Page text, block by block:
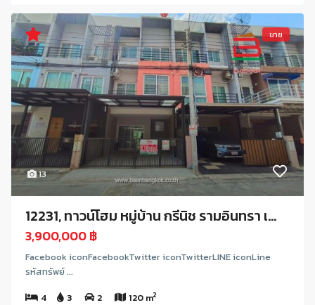
13
ขาย
12231, ทาวน์โฮม หมู่บ้าน กรีนิช รามอินทรา เ...
3,900,000 ฿
Facebook iconFacebookTwitter iconTwitterLINE iconLine
รหัสทรัพย์ ...
4
3 2 120 m2